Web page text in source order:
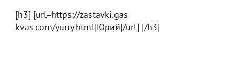
[h3] [url=https://zastavki.gas-
kvas.com/yuriy.html]Юрий[/url] [/h3]